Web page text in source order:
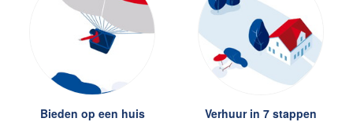
Bieden op een huis Verhuur in 7 stappen